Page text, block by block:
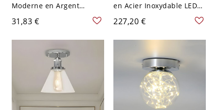
Moderne en Argent
Plafonnier LED Sphère en
Cristal Transparent pour
Couloir - Argent 110 V-120
V 10,16 cm Blanc
31,83 €
en Acier Inoxydable LED
Luminaire Affleurant en
Argent Décor en Cristal -
Argent 110 V-120 V 50,8
227,20 €